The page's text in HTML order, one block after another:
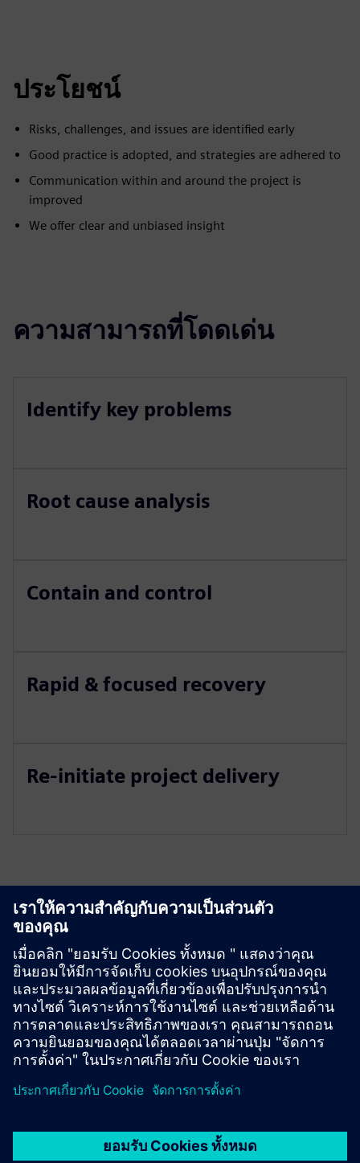
ประโยชน์
Risks, challenges, and issues are identified early
Good practice is adopted, and strategies are adhered to
Communication within and around the project is
improved
We offer clear and unbiased insight
ความสามารถที่โดดเด่น
Identify key problems
Root cause analysis
Contain and control
Rapid & focused recovery
Re-initiate project delivery
สำรวจแหล่งข้อมูลและ
ผลิตภัณฑ์ที่เกี่ยวข้อง
เงื่อนไขเบื้องต้น